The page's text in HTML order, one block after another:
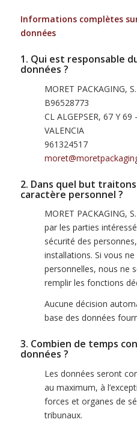
Informations complètes
données
1. Qui est responsable
données ?
MORET PACKAGING,
B96528773
CL ALGEPSER, 67 Y
VALENCIA
961324517
2. Dans quel but
caractère personnel ?
MORET PACKAGING,
par les parties
sécurité des
installations. Si vous
personnelles, nous ne
remplir les fonctions
Aucune décision
base des données
3. Combien de temps
données ?
Les données seront
au maximum, à
forces et organes de
tribunaux.